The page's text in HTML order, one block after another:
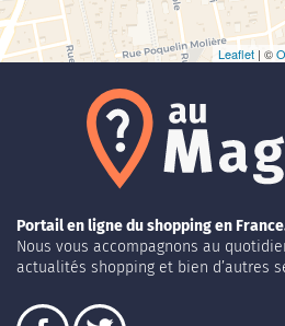
Leaflet | ©
Portail en ligne du shopping en
Nous vous accompagnons au
actualités shopping et bien d’autres